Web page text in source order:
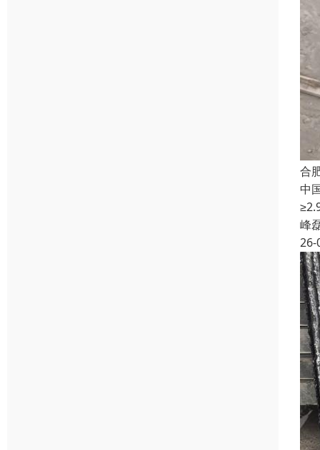
合
中
峰
26-